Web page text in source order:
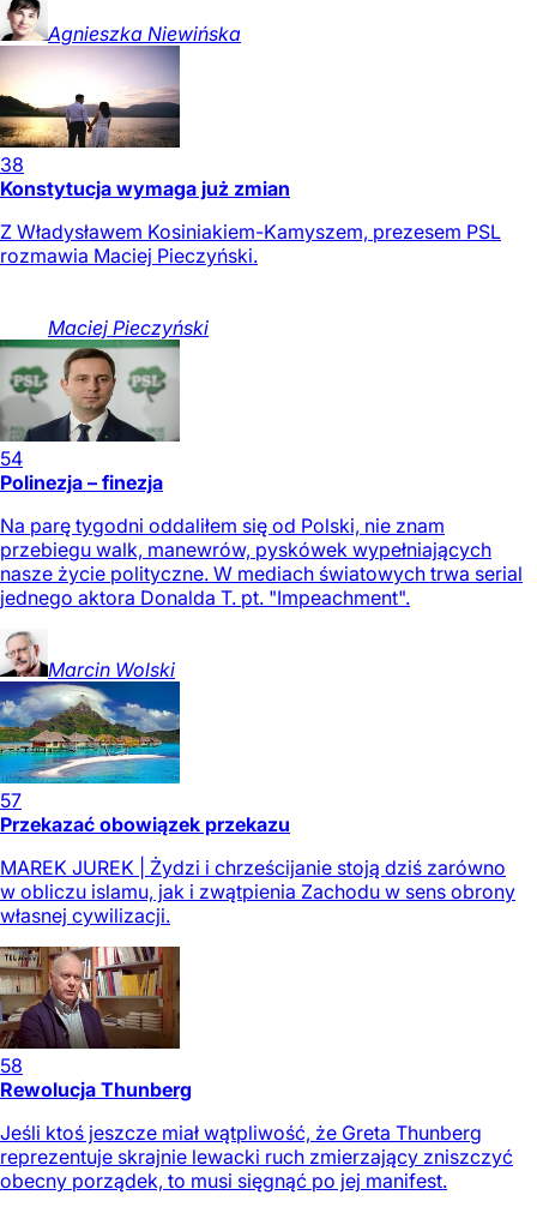
Agnieszka Niewińska
38
Konstytucja wymaga już zmian
Z Władysławem Kosiniakiem-Kamyszem, prezesem PSL
rozmawia Maciej Pieczyński.
Maciej Pieczyński
54
Polinezja – finezja
Na parę tygodni oddaliłem się od Polski, nie znam
przebiegu walk, manewrów, pyskówek wypełniających
nasze życie polityczne. W mediach światowych trwa serial
jednego aktora Donalda T. pt. "Impeachment".
Marcin Wolski
57
Przekazać obowiązek przekazu
MAREK JUREK | Żydzi i chrześcijanie stoją dziś zarówno
w obliczu islamu, jak i zwątpienia Zachodu w sens obrony
własnej cywilizacji.
58
Rewolucja Thunberg
Jeśli ktoś jeszcze miał wątpliwość, że Greta Thunberg
reprezentuje skrajnie lewacki ruch zmierzający zniszczyć
obecny porządek, to musi sięgnąć po jej manifest.